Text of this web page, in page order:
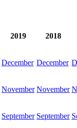
2019 2018
December December
November November
September September